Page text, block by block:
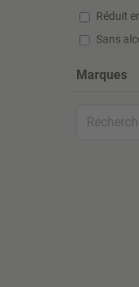
Réduit
Sans
Sans
Marques